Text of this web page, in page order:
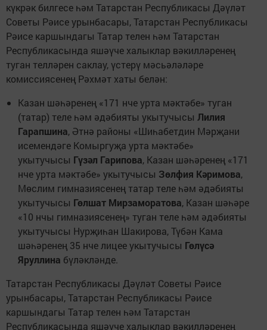
күкрәк билгесе һәм Татарстан Республикасы Дәүләт
Советы Рәисе урынбасары, Татарстан Республикасы
Рәисе каршындагы Татар телен һәм Татарстан
Республикасында яшәүче халыклар вәкилләренең
туган телләрен саклау, үстерү мәсьәләләре
комиссиясенең Рәхмәт хаты белән:
Казан шәһәренең «171 нче урта мәктәбе» туган
(татар) теле һәм әдәбияты укытучысы Лилия
Гарапшина, Әтнә районы «Шиһабетдин Мәрҗани
исемендәге Комыргуҗа урта мәктәбе»
укытучысы Гүзәл Гарипова, Казан шәһәренең «171
нче урта мәктәбе» укытучысы Зөлфия Кәримова,
Мөслим гимназиясенең татар теле һәм әдәбияты
укытучысы Гөлшат Мирзаморатова, Казан шәһәре
«10 нчы гимназиясенең» туган теле һәм әдәбияты
укытучысы Нурҗиһан Шакирова, Түбән Кама
шәһәренең 35 нче лицее укытучысы Гөлүсә
Яруллина бүләкләнде.
Татарстан Республикасы Дәүләт Советы Рәисе
урынбасары, Татарстан Республикасы Рәисе
каршындагы Татар телен һәм Татарстан
Республикасында яшәүче халыклар вәкилләренең